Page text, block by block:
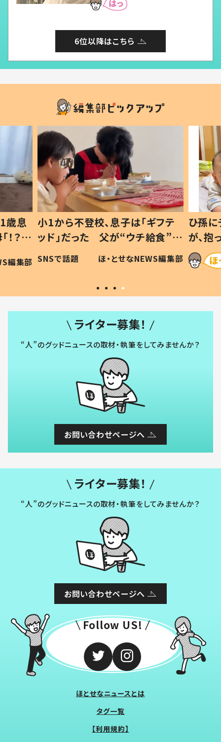
6位以降はこちら
歳息
？」
編集部
小1から不登校、息子は「ギフテ
ッド」だった 父が“ウチ給食”を
作り続ける理由とは #令和の親
#令和の子
SNSで話題 ほ・とせなNEWS編集部
ひ孫
が、
「涙が
い」
ライター募集！
“人”のグッドニュースの取材・執筆をしてみませんか？
お問い合わせページへ
ライター募集！
“人”のグッドニュースの取材・執筆をしてみませんか？
お問い合わせページへ
Follow US!
ほとせなニュースとは
タグ一覧
【利用規約】